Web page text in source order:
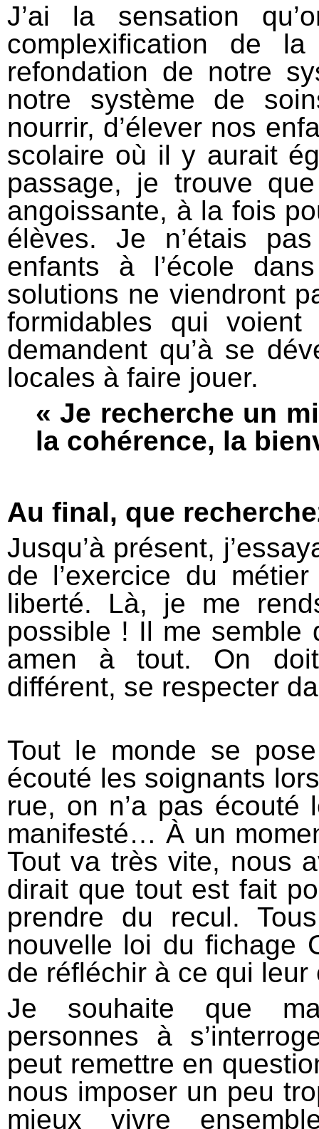
J’ai la sensation
complexification de
refondation de notre
notre système de
nourrir, d’élever nos
scolaire où il y aurait
passage, je trouve
angoissante, à la fois
élèves. Je n’étais
enfants à l’école
solutions ne viendront
formidables qui
demandent qu’à se
locales à faire jouer.
« Je recherche un
la cohérence, la
Au final, que
Jusqu’à présent,
de l’exercice du
liberté. Là, je me
possible ! Il me semble
amen à tout. On
différent, se respecter
Tout le monde se
écouté les soignants
rue, on n’a pas écouté
manifesté… À un
Tout va très vite, nous
dirait que tout est fait
prendre du recul.
nouvelle loi du fichage
de réfléchir à ce qui leur
Je souhaite que
personnes à
peut remettre en
nous imposer un peu
mieux vivre